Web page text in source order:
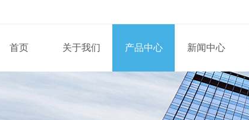
首页 关于我们 产品中心 新闻中心